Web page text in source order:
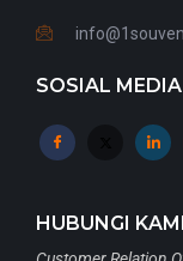
SOSIAL MEDIA
HUBUNGI KAMI